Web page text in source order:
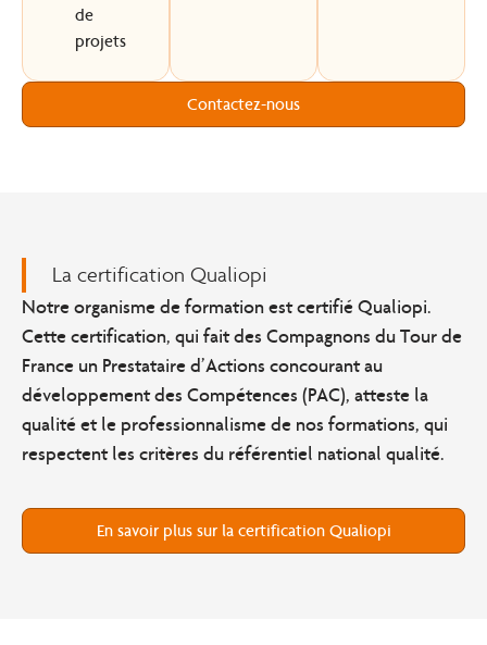
de
projets
Contactez-nous
La certification Qualiopi
Notre organisme de formation est certifié Qualiopi.
Cette certification, qui fait des Compagnons du Tour de
France un Prestataire d’Actions concourant au
développement des Compétences (PAC), atteste la
qualité et le professionnalisme de nos formations, qui
respectent les critères du référentiel national qualité.
En savoir plus sur la certification Qualiopi